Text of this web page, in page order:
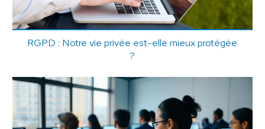
RGPD : Notre vie privée est-elle mieux protégée
?